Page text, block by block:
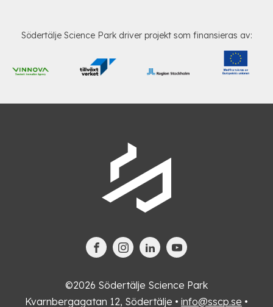
Södertälje Science Park driver projekt som finansieras av:
©2026 Södertälje Science Park
Kvarnbergagatan 12, Södertälje • info@sscp.se •